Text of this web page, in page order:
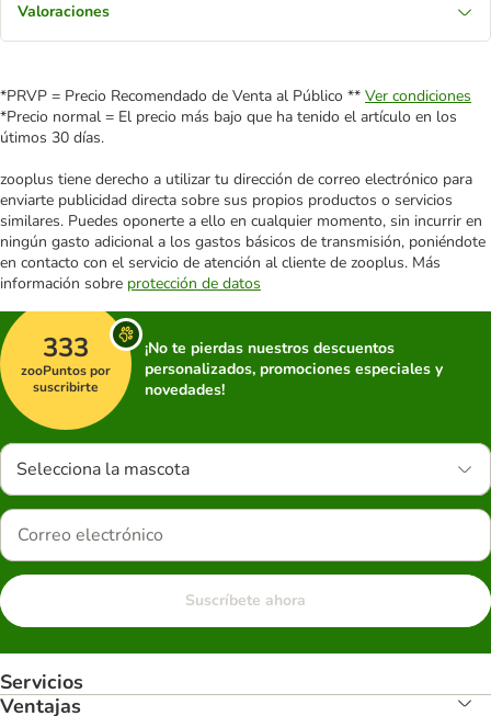
Valoraciones
*PRVP = Precio Recomendado de Venta al Público ** Ver condiciones
*Precio normal = El precio más bajo que ha tenido el artículo en los
útimos 30 días.
zooplus tiene derecho a utilizar tu dirección de correo electrónico para
enviarte publicidad directa sobre sus propios productos o servicios
similares. Puedes oponerte a ello en cualquier momento, sin incurrir en
ningún gasto adicional a los gastos básicos de transmisión, poniéndote
en contacto con el servicio de atención al cliente de zooplus. Más
información sobre protección de datos
333
zooPuntos por
suscribirte
¡No te pierdas nuestros descuentos
personalizados, promociones especiales y
novedades!
Selecciona la mascota
Suscríbete ahora
Servicios
Ventajas